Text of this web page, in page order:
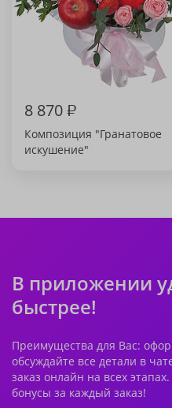
8 870₽
Композиция "Гранатовое
искушение"
В приложении
быстрее!
Преимущества для Вас:
обсуждайте все детали в
заказ онлайн на всех
бонусы за каждый заказ!